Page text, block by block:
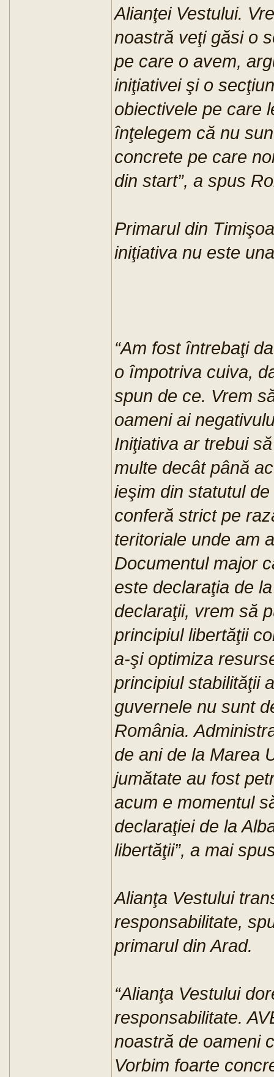
Alianţei Vestului.
noastră veţi găsi o
pe care o avem,
iniţiativei şi o
obiectivele pe care
înţelegem că nu
concrete pe care
din start”, a spus
Primarul din
iniţiativa nu este
“Am fost întrebaţi
o împotriva cuiva,
spun de ce. Vrem
oameni ai
Iniţiativa ar trebui
multe decât până
ieşim din statutul
conferă strict pe
teritoriale unde am
Documentul major
este declaraţia de
declaraţii, vrem să
principiul libertăţii
a-şi optimiza
principiul stabilităţii
guvernele nu sunt
România.
de ani de la Marea
jumătate au fost
acum e momentul
declaraţiei de la
libertăţii”, a mai
Alianţa Vestului
responsabilitate,
primarul din Arad.
“Alianţa Vestului
responsabilitate.
noastră de oameni
Vorbim foarte